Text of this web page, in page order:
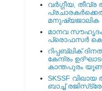
വര്‍ഗ്ഗീയ,
മനുഷ്യജാലിക
മാനവ സൗഹൃദം
പ്രൊഫസർ കെ.
റിപ്പബ്ലിക്
കേന്ദ്രം
കാന്തപുരം
SKSSF വിഖായ
ബാച്ച്